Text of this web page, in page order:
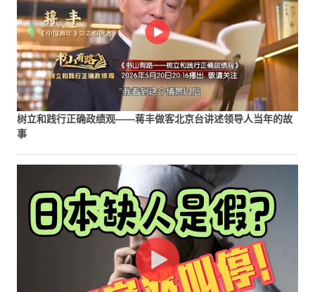
树立和践行正确政绩观——蒋丰做客北京台讲述领导人当年的故
事